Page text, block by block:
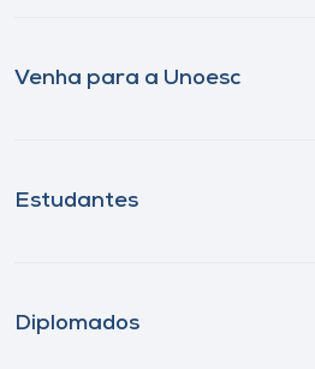
Venha para a Unoesc
Estudantes
Diplomados